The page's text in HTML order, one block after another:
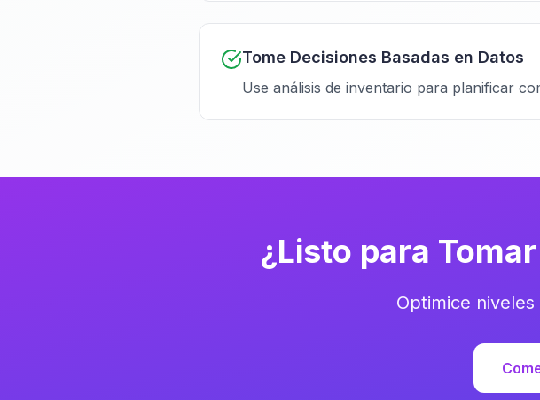
Tome Decisiones Basadas en Datos
Use análisis de inventario para planificar
¿Listo para
Optimice